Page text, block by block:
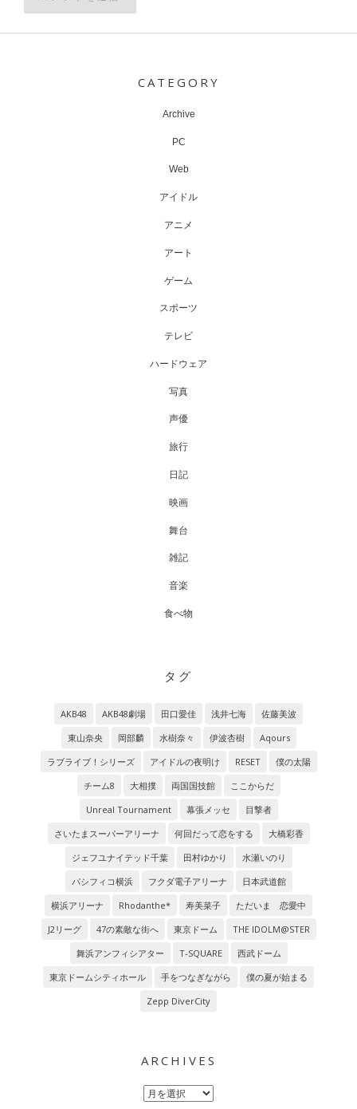
CATEGORY
Archive
PC
Web
アイドル
アニメ
アート
ゲーム
スポーツ
テレビ
ハードウェア
写真
声優
旅行
日記
映画
舞台
雑記
音楽
食べ物
タグ
AKB48 AKB48劇場 田口愛佳 浅井七海
佐藤美波
東山奈央
岡部麟 水樹奈々 伊波杏樹
Aqours
ラブライブ！シリーズ
アイドルの夜明け RESET
僕の太陽
チーム8
大相撲 両国国技館
ここからだ
Unreal Tournament
幕張メッセ
目撃者
さいたまスーパーアリーナ
何回だって恋をする
大橋彩香
ジェフユナイテッド千葉
田村ゆかり
水瀬いのり
パシフィコ横浜
フクダ電子アリーナ
日本武道館
横浜アリーナ
Rhodanthe* 寿美菜子
ただいま 恋愛中
J2リーグ
47の素敵な街へ 東京ドーム
THE IDOLM@STER
舞浜アンフィシアター
T-SQUARE
西武ドーム
東京ドームシティホール
手をつなぎながら
僕の夏が始まる
Zepp DiverCity
ARCHIVES
Archives